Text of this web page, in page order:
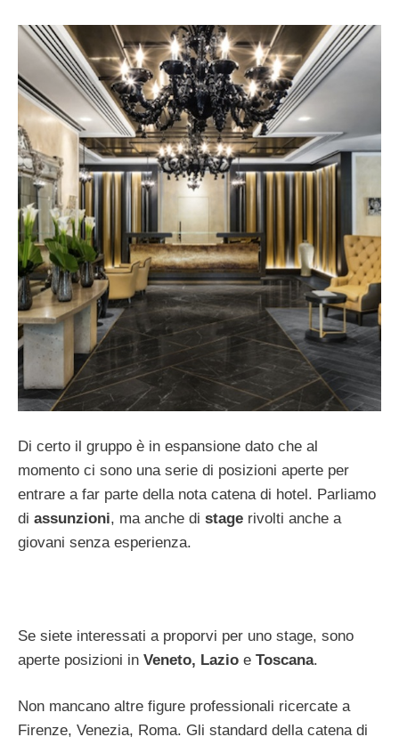
Di certo il gruppo è in espansione dato che al
momento ci sono una serie di posizioni aperte per
entrare a far parte della nota catena di hotel. Parliamo
di assunzioni, ma anche di stage rivolti anche a
giovani senza esperienza.
Se siete interessati a proporvi per uno stage, sono
aperte posizioni in Veneto, Lazio e Toscana.
Non mancano altre figure professionali ricercate a
Firenze, Venezia, Roma. Gli standard della catena di